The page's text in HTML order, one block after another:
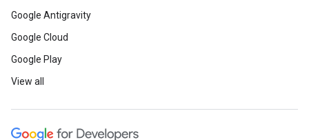
Google Antigravity
Google Cloud
Google Play
View all